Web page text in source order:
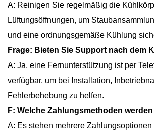
A: Reinigen Sie regelmäßig die
Lüftungsöffnungen, um
und eine ordnungsgemäße Kühlung
Frage: Bieten Sie Support nach dem
A: Ja, eine Fernunterstützung ist per
verfügbar, um bei Installation,
Fehlerbehebung zu helfen.
F: Welche Zahlungsmethoden
A: Es stehen mehrere Zahlungsoptionen